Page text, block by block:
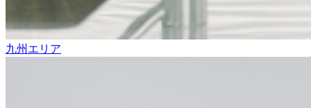
九州エリア